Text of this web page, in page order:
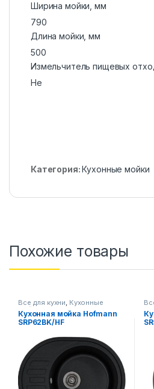
Ширина мойки, мм
790
Длина мойки, мм
500
Измельчитель пищевых
Не
Категория:Кухонные мойки
Похожие товары
Все для кухни, Кухонные
мойки
Кухонная мойка Hofmann
SRP62BK/HF